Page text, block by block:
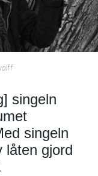
singeln
singeln
låten gjord